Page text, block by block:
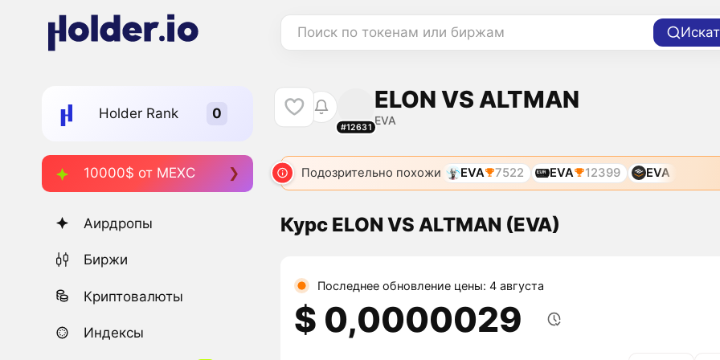
Поиск по токенам или биржам
Holder Rank
10000$ от MEXC
Аирдропы
Биржи
Криптовалюты
Индексы
#12631
ELON VS ALTMAN
EVA
Подозрительно похожи EVA 7522 EVA 12399 EVA
Курс ELON VS ALTMAN (EVA)
Последнее обновление цены: 4 августа
$ 0,0000029